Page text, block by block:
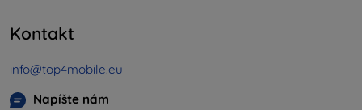
Kontakt
info@top4mobile.eu
Napíšte nám